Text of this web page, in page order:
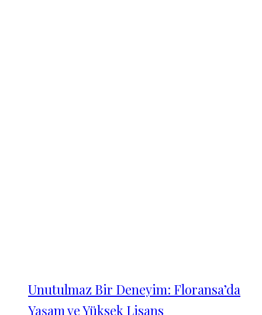
Unutulmaz Bir Deneyim: Floransa’da
Yaşam ve Yüksek Lisans